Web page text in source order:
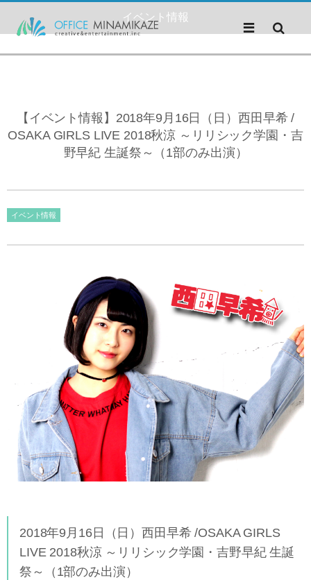
イベント情報
【イベント情報】2018年9月16日（日）西田早希 /
OSAKA GIRLS LIVE 2018秋涼 ～リリシック学園・吉
野早紀 生誕祭～（1部のみ出演）
イベント情報
2018年9月16日（日）西田早希 /OSAKA GIRLS
LIVE 2018秋涼 ～リリシック学園・吉野早紀 生誕
祭～（1部のみ出演）